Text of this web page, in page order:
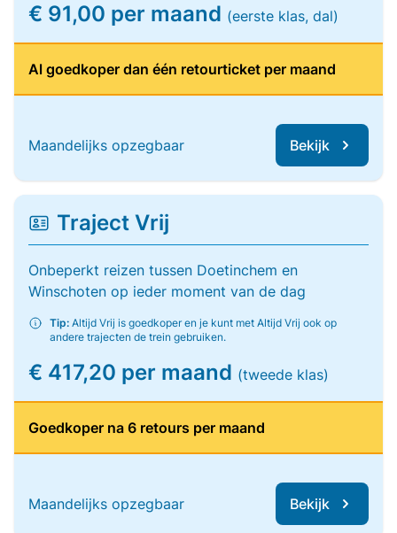
€ 91,00 per maand (eerste klas, dal)
Al goedkoper dan één retourticket per maand
Maandelijks opzegbaar Bekijk
Traject Vrij
Onbeperkt reizen tussen Doetinchem en
Winschoten op ieder moment van de dag
Tip: Altijd Vrij is goedkoper en je kunt met Altijd Vrij ook op
andere trajecten de trein gebruiken.
€ 417,20 per maand (tweede klas)
Goedkoper na 6 retours per maand
Maandelijks opzegbaar Bekijk